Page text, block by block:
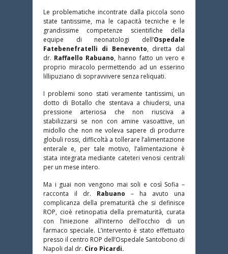
Le problematiche incontrate dalla piccola sono
state tantissime, ma le capacità tecniche e le
grandissime competenze scientifiche della
equipe di neonatologi dell’Ospedale
Fatebenefratelli di Benevento, diretta dal
dr. Raffaello Rabuano, hanno fatto un vero e
proprio miracolo permettendo ad un esserino
lillipuziano di sopravvivere senza reliquati.
I problemi sono stati veramente tantissimi, un
dotto di Botallo che stentava a chiudersi, una
pressione arteriosa che non riusciva a
stabilizzarsi se non con amine vasoattive, un
midollo che non ne voleva sapere di produrre
globuli rossi, difficoltà a tollerare l’alimentazione
enterale e, per tale motivo, l’alimentazione è
stata integrata mediante cateteri venosi centrali
per un mese intero.
Ma i guai non vengono mai soli e così Sofia –
racconta il dr. Rabuano – ha avuto una
complicanza della prematurità che si definisce
ROP, cioè retinopatia della prematurità, curata
con l’iniezione all’interno dell’occhio di un
farmaco speciale. L’intervento è stato effettuato
presso il centro ROP dell’Ospedale Santobono di
Napoli dal dr. Ciro Picardi.